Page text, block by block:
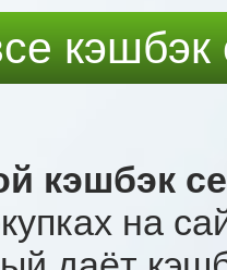
кэшбэк
на